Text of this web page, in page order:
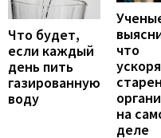
Что будет,
если каждый
день пить
газированную
воду
что
на
деле